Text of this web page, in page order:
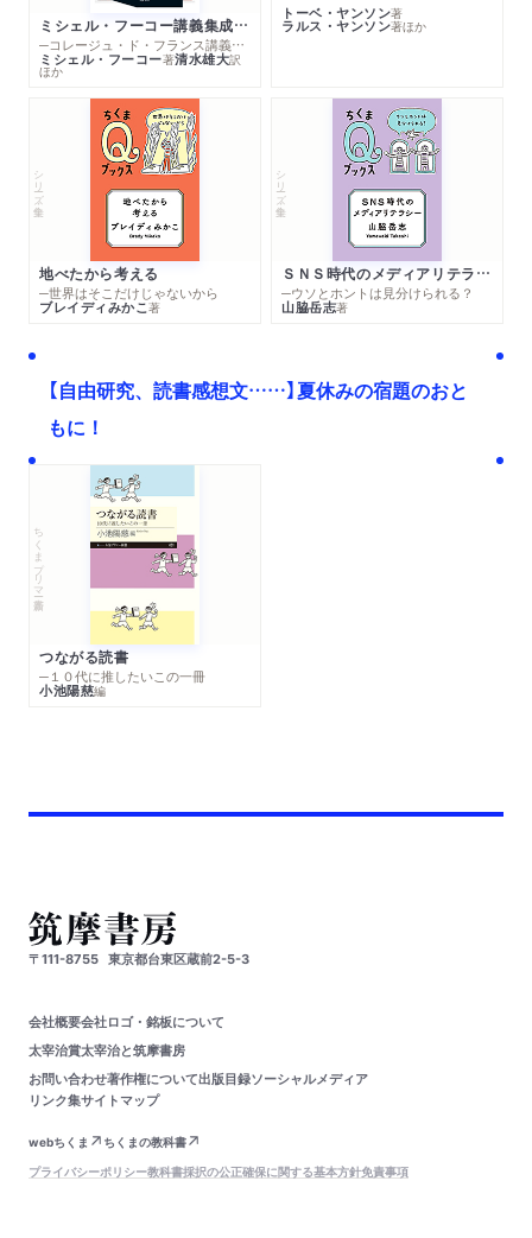
ミシェル・フーコー講義集成１０ 主体性と真理
─コレージュ・ド・フランス講義１９８０－１９８１年度
ミシェル・フーコー著清水雄大訳
ほか
トーベ・ヤンソン著
ラルス・ヤンソン著ほか
シリーズ・全集
地べたから考える
─世界はそこだけじゃないから
ブレイディみかこ著
シリーズ・全集
ＳＮＳ時代のメディアリテラシー
─ウソとホントは見分けられる？
山脇岳志著
【自由研究、読書感想文……】夏休みの宿題のおと
もに！
ちくまプリマー新書
つながる読書
─１０代に推したいこの一冊
小池陽慈編
〒111-8755 東京都台東区蔵前2-5-3
会社概要会社ロゴ・銘板について
太宰治賞太宰治と筑摩書房
お問い合わせ著作権について出版目録ソーシャルメディア
リンク集サイトマップ
webちくま
ちくまの教科書
プライバシーポリシー教科書採択の公正確保に関する基本方針免責事項